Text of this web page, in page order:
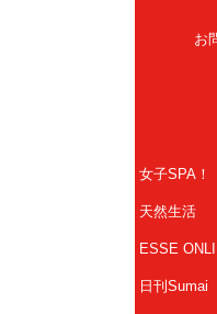
お
女子SPA！
天然生活
ESSE
日刊Sumai